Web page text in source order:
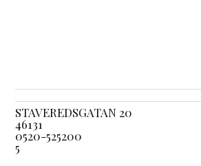
STAVEREDSGATAN 20
46131
0520-525200
5